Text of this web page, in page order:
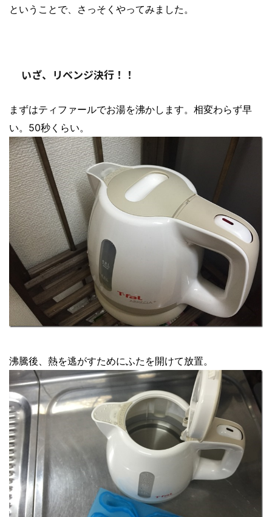
ということで、さっそくやってみました。
いざ、リベンジ決行！！
まずはティファールでお湯を沸かします。相変わらず早
い。50秒くらい。
沸騰後、熱を逃がすためにふたを開けて放置。